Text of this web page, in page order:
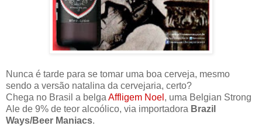
Nunca é tarde para se tomar uma boa cerveja, mesmo
sendo a versão natalina da cervejaria, certo?
Chega no Brasil a belga Affligem Noel , uma Belgian Strong
Ale de 9% de teor alcoólico, via importadora Brazil
Ways/Beer Maniacs.